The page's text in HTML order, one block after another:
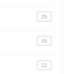
26
45
12